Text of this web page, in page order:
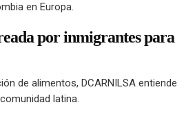
en Europa.
por inmigrantes para
de alimentos, DCARNILSA entiende
latina.